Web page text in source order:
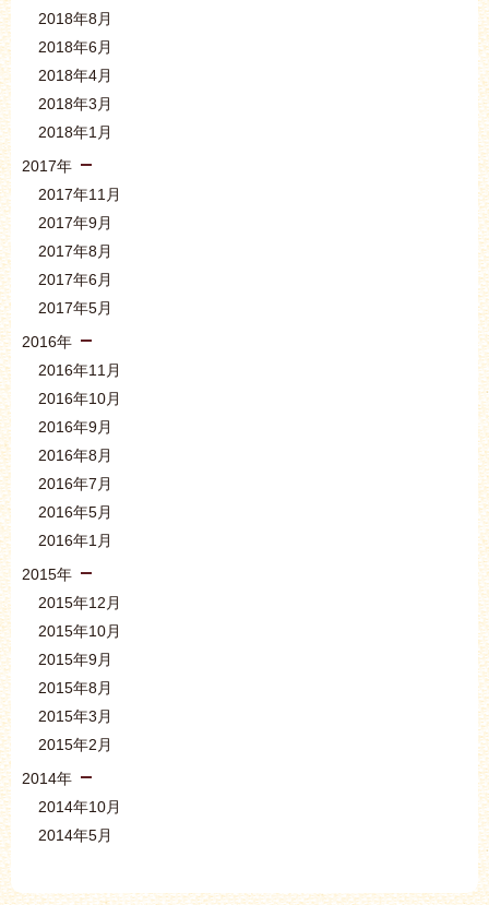
2018年8月
2018年6月
2018年4月
2018年3月
2018年1月
2017年
2017年11月
2017年9月
2017年8月
2017年6月
2017年5月
2016年
2016年11月
2016年10月
2016年9月
2016年8月
2016年7月
2016年5月
2016年1月
2015年
2015年12月
2015年10月
2015年9月
2015年8月
2015年3月
2015年2月
2014年
2014年10月
2014年5月